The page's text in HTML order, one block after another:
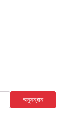
অনুসন্ধান